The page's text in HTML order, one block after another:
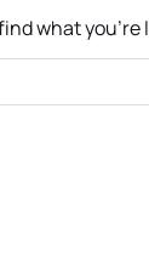
what